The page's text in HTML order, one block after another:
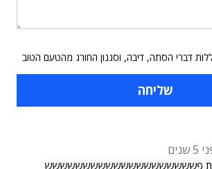
דברי הסתה, דיבה, וסגנון החורג מהטעם הטוב
פשששששששששששששששששששש